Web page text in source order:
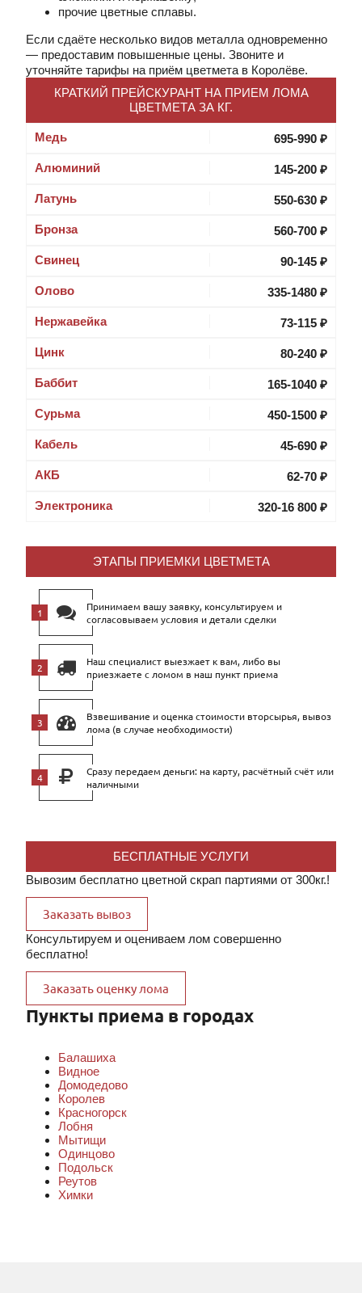
прочие цветные сплавы.
Если сдаёте несколько видов металла одновременно
— предоставим повышенные цены. Звоните и
уточняйте тарифы на приём цветмета в Королёве.
КРАТКИЙ ПРЕЙСКУРАНТ НА ПРИЕМ ЛОМА
ЦВЕТМЕТА ЗА КГ.
Медь 695-990 ₽
Алюминий 145-200 ₽
Латунь 550-630 ₽
Бронза 560-700 ₽
Свинец 90-145 ₽
Олово 335-1480 ₽
Нержавейка 73-115 ₽
Цинк 80-240 ₽
Баббит 165-1040 ₽
Cурьма 450-1500 ₽
Кабель 45-690 ₽
АКБ 62-70 ₽
Электроника 320-16 800 ₽
ЭТАПЫ ПРИЕМКИ ЦВЕТМЕТА
Принимаем вашу заявку, консультируем и
согласовываем условия и детали сделки
Наш специалист выезжает к вам, либо вы
приезжаете с ломом в наш пункт приема
Взвешивание и оценка стоимости вторсырья, вывоз
лома (в случае необходимости)
Сразу передаем деньги: на карту, расчётный счёт или
наличными
БЕСПЛАТНЫЕ УСЛУГИ
Вывозим бесплатно цветной скрап партиями от 300кг.!
Заказать вывоз
Консультируем и оцениваем лом совершенно
бесплатно!
Заказать оценку лома
Пункты приема в городах
Балашиха
Видное
Домодедово
Королев
Красногорск
Лобня
Мытищи
Одинцово
Подольск
Реутов
Химки